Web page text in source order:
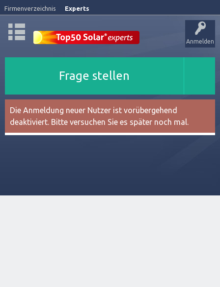
Firmenverzeichnis Experts
Anmelden
Frage stellen
Die Anmeldung neuer Nutzer ist vorübergehend
deaktiviert. Bitte versuchen Sie es später noch mal.